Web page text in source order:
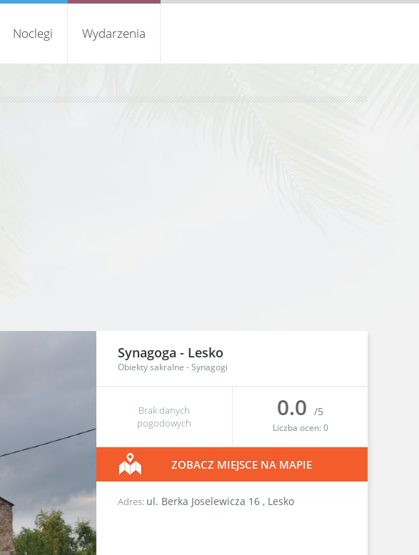
Noclegi Wydarzenia
Synagoga - Lesko
Obiekty sakralne -Synagogi
Brak danych
pogodowych
0.0 /5
Liczba ocen: 0
ZOBACZ MIEJSCE NA MAPIE
Adres: ul. Berka Joselewicza 16 , Lesko